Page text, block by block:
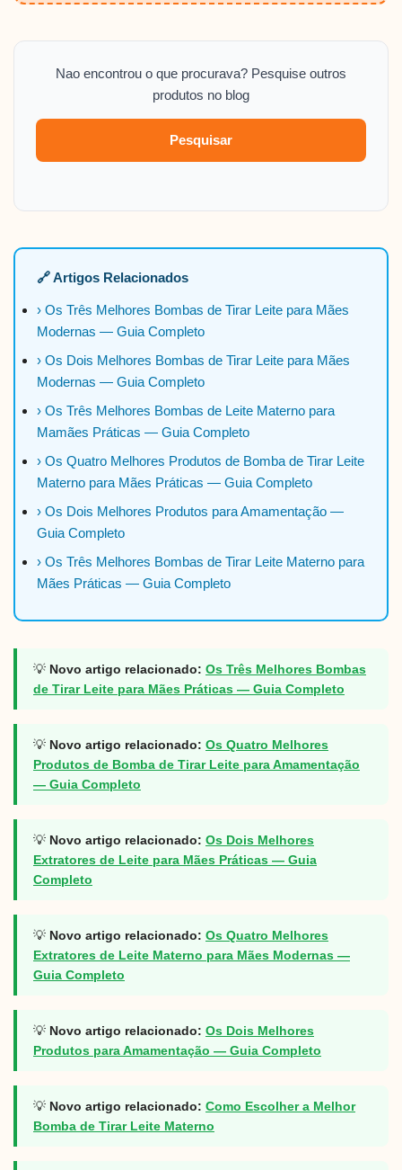
Nao encontrou o que procurava? Pesquise outros
produtos no blog
Pesquisar
🔗 Artigos Relacionados
› Os Três Melhores Bombas de Tirar Leite para Mães
Modernas — Guia Completo
› Os Dois Melhores Bombas de Tirar Leite para Mães
Modernas — Guia Completo
› Os Três Melhores Bombas de Leite Materno para
Mamães Práticas — Guia Completo
› Os Quatro Melhores Produtos de Bomba de Tirar Leite
Materno para Mães Práticas — Guia Completo
› Os Dois Melhores Produtos para Amamentação —
Guia Completo
› Os Três Melhores Bombas de Tirar Leite Materno para
Mães Práticas — Guia Completo
💡 Novo artigo relacionado: Os Três Melhores Bombas
de Tirar Leite para Mães Práticas — Guia Completo
💡 Novo artigo relacionado: Os Quatro Melhores
Produtos de Bomba de Tirar Leite para Amamentação
— Guia Completo
💡 Novo artigo relacionado: Os Dois Melhores
Extratores de Leite para Mães Práticas — Guia
Completo
💡 Novo artigo relacionado: Os Quatro Melhores
Extratores de Leite Materno para Mães Modernas —
Guia Completo
💡 Novo artigo relacionado: Os Dois Melhores
Produtos para Amamentação — Guia Completo
💡 Novo artigo relacionado: Como Escolher a Melhor
Bomba de Tirar Leite Materno